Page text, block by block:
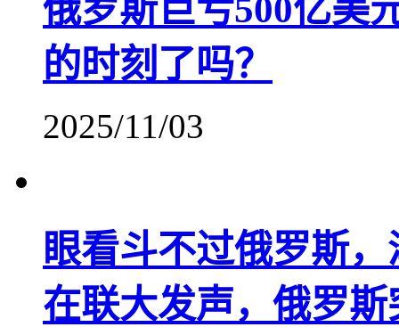
俄罗斯巨亏500亿美
的时刻了吗？
2025/11/03
眼看斗不过俄罗斯
在联大发声，俄罗